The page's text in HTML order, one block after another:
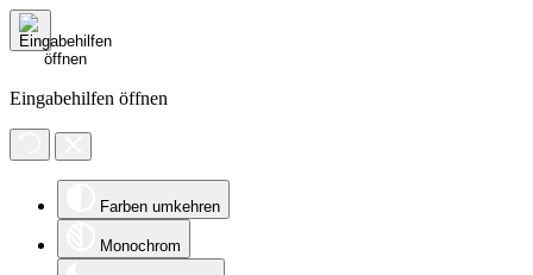
Eingabehilfen öffnen
Farben umkehren
Monochrom